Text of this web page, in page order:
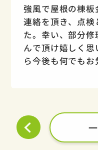
強風で屋根の棟
連絡を頂き、点検
た。幸い、部分
んで頂け嬉しく
ら今後も何でもお